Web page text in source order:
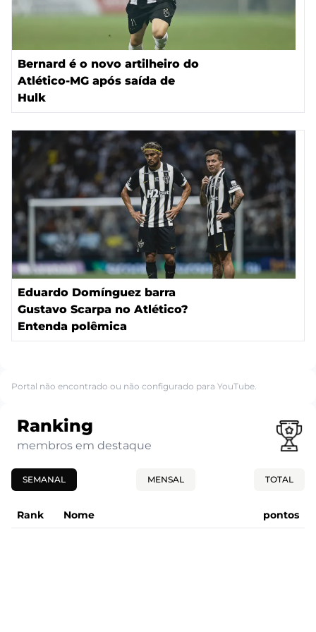
Bernard é o novo artilheiro do
Atlético-MG após saída de
Hulk
Eduardo Domínguez barra
Gustavo Scarpa no Atlético?
Entenda polêmica
Portal não encontrado ou não configurado para YouTube.
Ranking
membros em destaque
SEMANAL MENSAL TOTAL
Rank Nome pontos